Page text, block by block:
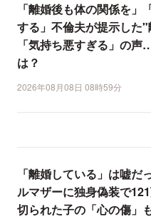
「離婚後も体の関係を」
する」不倫夫が提示した
「気持ち悪すぎる」の
は？
2026年08月08日 08時59分
「離婚している」は嘘
ルマザーに独身偽装で
切られた子の「心の傷」